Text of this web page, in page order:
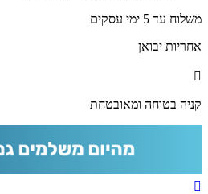
מחוסמת
קנבס
משלוח עד 5 ימי עסקים
אחריות יבואן
קניה בטוחה ומאובטחת